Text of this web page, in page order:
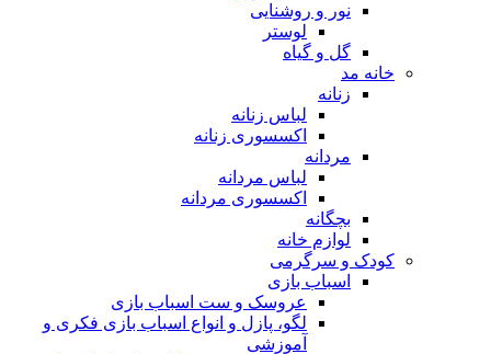
نور و روشنایی
لوستر
گل و گیاه
خانه مد
زنانه
لباس زنانه
اکسسوری زنانه
مردانه
لباس مردانه
اکسسوری مردانه
بچگانه
لوازم خانه
کودک و سرگرمی
اسباب بازی
عروسک و ست اسباب بازی
لگو، پازل و انواع اسباب بازی فکری و
آموزشی